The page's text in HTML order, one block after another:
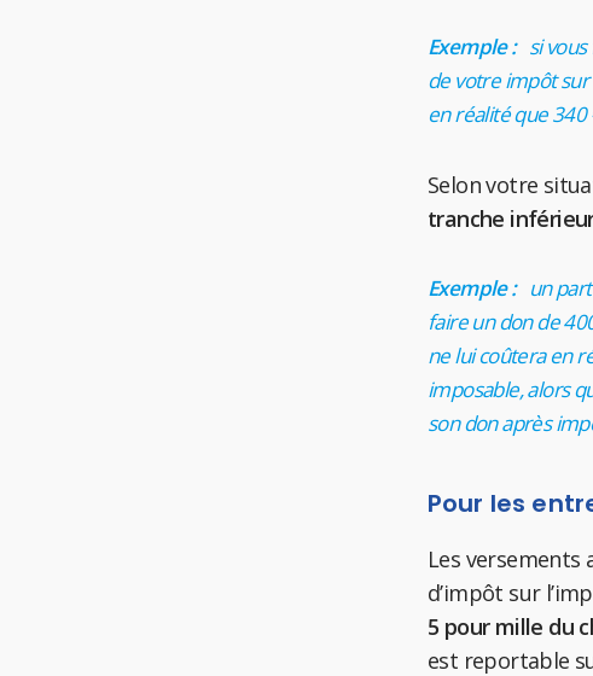
Exemple : si
de votre impôt sur
en réalité que 340
Selon votre
tranche
Exemple : un
faire un don de
ne lui coûtera en
imposable, alors
son don après
Pour les
Les
d’impôt sur
5 pour mille du
est reportable